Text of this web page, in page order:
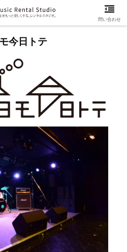
今日トテ
問い合わせ